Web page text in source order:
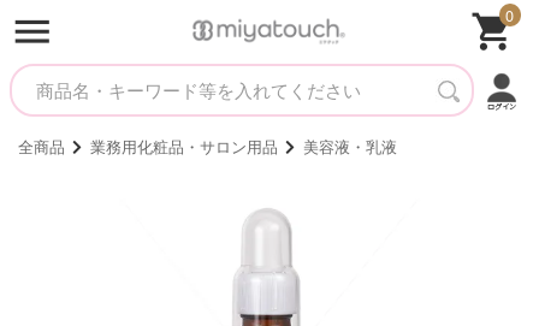
0
全商品 業務用化粧品・サロン用品 美容液・乳液